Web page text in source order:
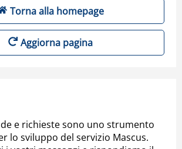
Torna alla homepage
Aggiorna pagina
e richieste sono uno strumento
lo sviluppo del servizio Mascus.